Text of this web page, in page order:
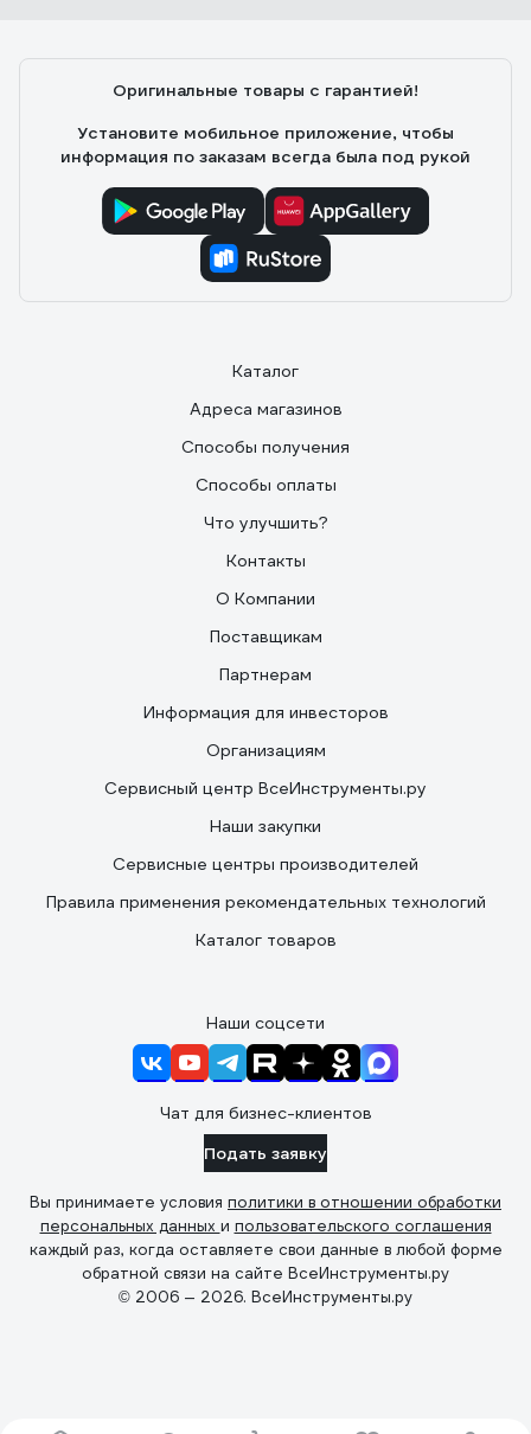
Оригинальные товары с гарантией!
Установите мобильное приложение, чтобы
информация по заказам всегда была под рукой
Каталог
Адреса магазинов
Способы получения
Способы оплаты
Что улучшить?
Контакты
О Компании
Поставщикам
Партнерам
Информация для инвесторов
Организациям
Сервисный центр ВсеИнструменты.ру
Наши закупки
Сервисные центры производителей
Правила применения рекомендательных технологий
Каталог товаров
Наши соцсети
Чат для бизнес-клиентов
Подать заявку
Вы принимаете условия политики в отношении обработки
персональных данных и пользовательского соглашения
каждый раз, когда оставляете свои данные в любой форме
обратной связи на сайте ВсеИнструменты.ру
© 2006 — 2026. ВсеИнструменты.ру